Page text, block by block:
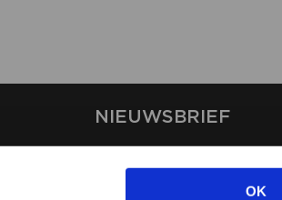
OK
NIEUWSBRIEF
laatste nieuws via de